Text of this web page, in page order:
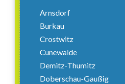
Arnsdorf
Burkau
Crostwitz
Cunewalde
Demitz-Thumitz
Doberschau-Gaußig